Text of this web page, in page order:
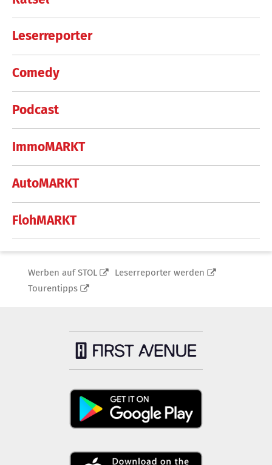
Leserreporter
Comedy
Podcast
ImmoMARKT
AutoMARKT
FlohMARKT
Werben auf STOL
Leserreporter werden
Tourentipps